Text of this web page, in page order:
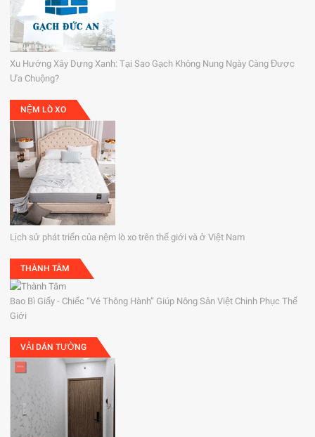
Xu Hướng Xây Dựng Xanh: Tại Sao Gạch Không Nung Ngày Càng Được
Ưa Chuộng?
NỆM LÒ XO
Lịch sử phát triển của nệm lò xo trên thế giới và ở Việt Nam
THÀNH TÂM
Bao Bì Giấy - Chiếc “Vé Thông Hành” Giúp Nông Sản Việt Chinh Phục Thế
Giới
VẢI DÁN TƯỜNG